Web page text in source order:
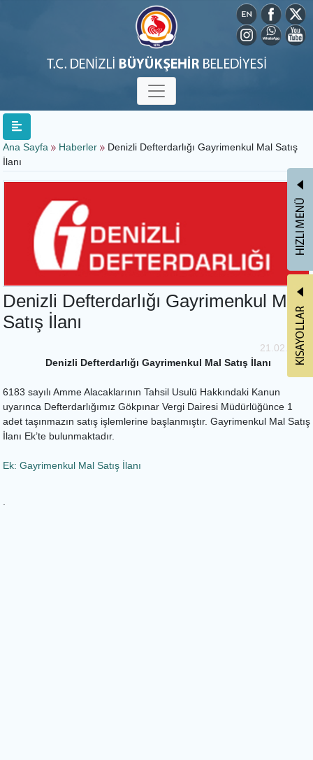
Ana Sayfa Haberler
Denizli Defterdarlığı Gayrimenkul Mal Satış
İlanı
Denizli Defterdarlığı Gayrimenkul Mal
Satış İlanı
21.02.2025
Denizli Defterdarlığı Gayrimenkul Mal Satış İlanı
6183 sayılı Amme Alacaklarının Tahsil Usulü Hakkındaki Kanun
uyarınca Defterdarlığımız Gökpınar Vergi Dairesi Müdürlüğünce 1
adet taşınmazın satış işlemlerine başlanmıştır. Gayrimenkul Mal Satış
İlanı Ek’te bulunmaktadır.
Ek: Gayrimenkul Mal Satış İlanı
.